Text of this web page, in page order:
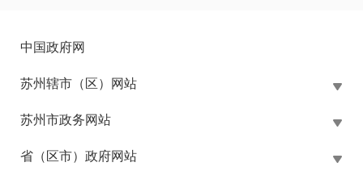
中国政府网
苏州辖市（区）网站
苏州市政务网站
省（区市）政府网站